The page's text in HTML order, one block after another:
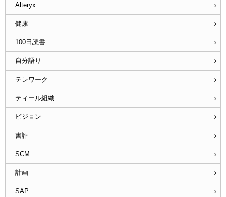
Alteryx
健康
100日読書
自分語り
テレワーク
ティール組織
ビジョン
書評
SCM
計画
SAP